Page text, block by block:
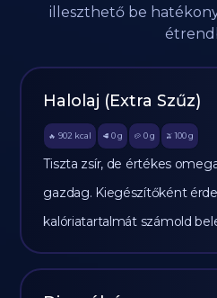
illeszthető be
Halolaj (Extra Szűz)
🔥 902 kcal 🥩 0 g 🥔 0g 🫒 100 g
Tiszta zsír, de értékes
gazdag. Kiegészítőként
kalóriatartalmát számold